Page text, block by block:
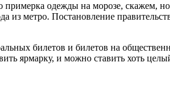
примерка одежды на морозе, скажем,
метро. Постановление
билетов и билетов на
ярмарку, и можно ставить хоть